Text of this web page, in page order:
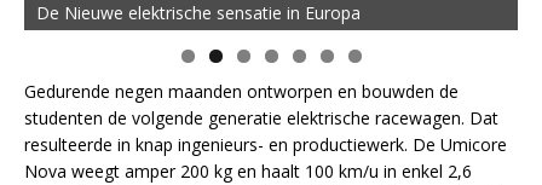
De Nieuwe elektrische sensatie in Europa
Gedurende negen maanden ontworpen en bouwden de
studenten de volgende generatie elektrische racewagen. Dat
resulteerde in knap ingenieurs- en productiewerk. De Umicore
Nova weegt amper 200 kg en haalt 100 km/u in enkel 2,6